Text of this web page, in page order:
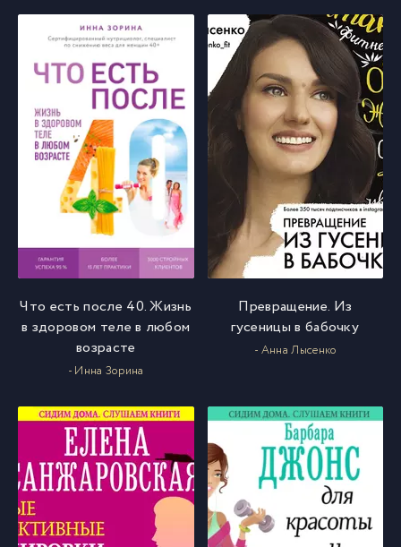
Что есть после 40. Жизнь
в здоровом теле в любом
возрасте
- Инна Зорина
Превращение. Из
гусеницы в бабочку
- Анна Лысенко